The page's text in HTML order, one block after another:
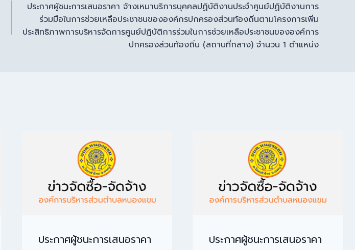
ประกาศผู้ชนะการเสนอราคา จ้างเหมาบริการบุคคลปฏิบัติงานประจำศูนย์ปฏิบัติงานการ
ร่วมมือในการช่วยเหลือประชาชนขององค์กรปกครองส่วนท้องถิ่นตามโครงการเพิ่ม
ประสิทธิภาพการบริหารจัดการศูนย์ปฏิบัติการร่วมในการช่วยเหลือประชาชนขององค์การ
ปกครองส่วนท้องถิ่น (สถานที่กลาง) จำนวน 1 ตำแหน่ง
ประกาศผู้ชนะการเสนอราคา
ประกาศผู้ชนะการเสนอราคา